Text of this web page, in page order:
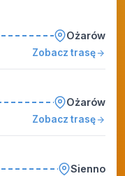
Ożarów
Zobacz trasę
Ożarów
Zobacz trasę
Sienno